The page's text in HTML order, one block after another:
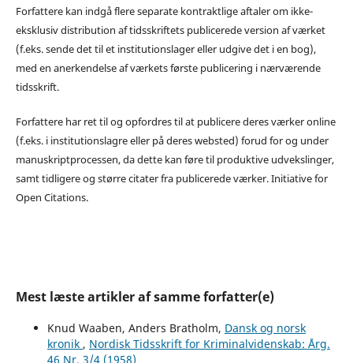
Forfattere kan indgå flere separate kontraktlige aftaler om ikke-
eksklusiv distribution af tidsskriftets publicerede version af værket
(f.eks. sende det til et institutionslager eller udgive det i en bog),
med en anerkendelse af værkets første publicering i nærværende
tidsskrift.
Forfattere har ret til og opfordres til at publicere deres værker online
(f.eks. i institutionslagre eller på deres websted) forud for og under
manuskriptprocessen, da dette kan føre til produktive udvekslinger,
samt tidligere og større citater fra publicerede værker. Initiative for
Open Citations.
Mest læste artikler af samme forfatter(e)
Knud Waaben, Anders Bratholm, Dansk og norsk
kronik , Nordisk Tidsskrift for Kriminalvidenskab: Årg.
46 Nr. 3/4 (1958)